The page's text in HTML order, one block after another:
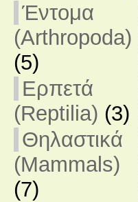
Έντομα
(Arthropoda)
(5)
Ερπετά
(Reptilia) (3)
Θηλαστικά
(Mammals)
(7)